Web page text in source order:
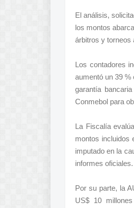
El análisis,
los montos
árbitros y torneos
Los contadores
aumentó un 39 %
garantía
Conmebol para
La Fiscalía
montos incluidos
imputado en la
informes oficiales.
Por su parte, la
US$ 10